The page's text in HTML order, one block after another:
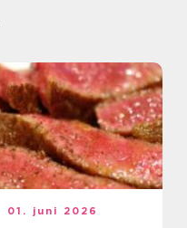
01. juni 2026